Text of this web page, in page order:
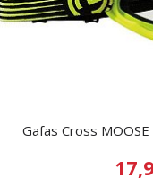
Gafas Cross MOOSE